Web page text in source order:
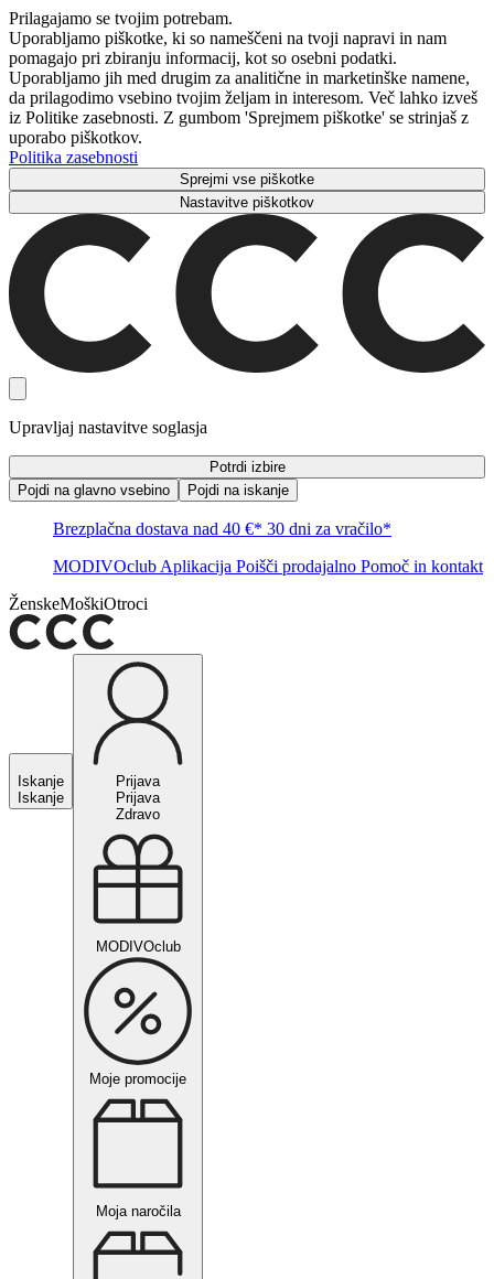
Prilagajamo se tvojim potrebam.
Uporabljamo piškotke, ki so nameščeni na tvoji napravi in ​​nam
pomagajo pri zbiranju informacij, kot so osebni podatki.
Uporabljamo jih med drugim za analitične in marketinške namene,
da prilagodimo vsebino tvojim željam in interesom. Več lahko izveš
iz Politike zasebnosti. Z gumbom 'Sprejmem piškotke' se strinjaš z
uporabo piškotkov.
Politika zasebnosti
Sprejmi vse piškotke
Nastavitve piškotkov
Upravljaj nastavitve soglasja
Potrdi izbire
Pojdi na glavno vsebino
Pojdi na iskanje
Brezplačna dostava nad 40 €* 30 dni za vračilo*
MODIVOclub Aplikacija Poišči prodajalno Pomoč in kontakt
ŽenskeMoškiOtroci
Iskanje
Iskanje
Prijava
Prijava
Zdravo
MODIVOclub
Moje promocije
Moja naročila